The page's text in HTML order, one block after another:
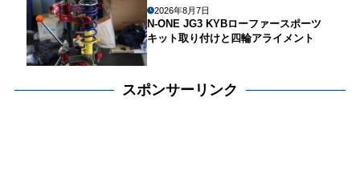
2026年8月7日
N-ONE JG3 KYBローファースポーツ
キット取り付けと四輪アライメント
スポンサーリンク